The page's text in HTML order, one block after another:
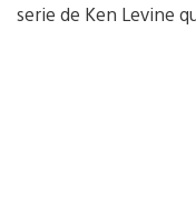
serie de Ken Levine